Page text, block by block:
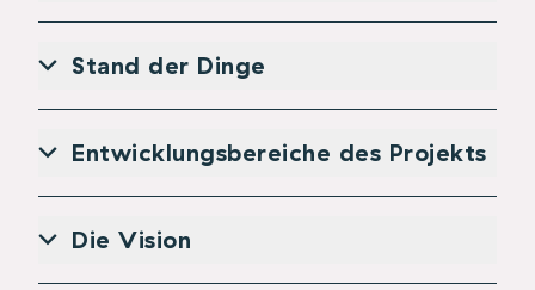
Stand der Dinge
Entwicklungsbereiche des Projekts
Die Vision